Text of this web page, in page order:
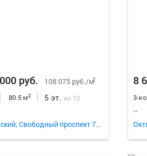
руб. 108 075 руб./м2
80.5 м2 5 эт. из 10
Октябрьский, Свободный проспект 75ж
8
3-
..